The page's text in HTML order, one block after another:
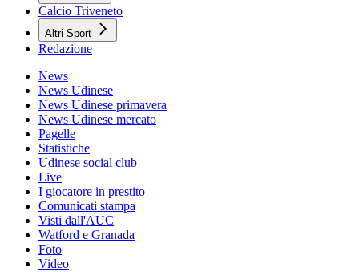
Calcio Triveneto
Altri Sport
Redazione
News
News Udinese
News Udinese primavera
News Udinese mercato
Pagelle
Statistiche
Udinese social club
Live
I giocatore in prestito
Comunicati stampa
Visti dall'AUC
Watford e Granada
Foto
Video